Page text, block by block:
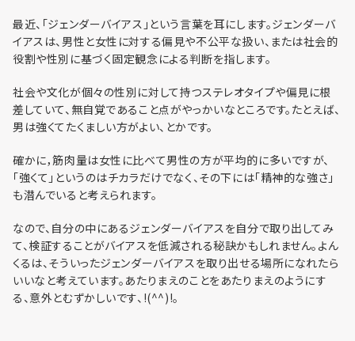
個人情報保護方針
利用までの流れ
最近、「ジェンダーバイアス」という言葉を耳にします。ジェンダーバ
イアスは、男性と女性に対する偏見や不公平な扱い、または社会的
役割や性別に基づく固定観念による判断を指します。
社会や文化が個々の性別に対して持つステレオタイプや偏見に根
差していて、無自覚であること点がやっかいなところです。たとえば、
男は強くてたくましい方がよい、とかです。
確かに，筋肉量は女性に比べて男性の方が平均的に多いですが、
「強くて」というのはチカラだけでなく、その下には「精神的な強さ」
も潜んでいると考えられます。
なので、自分の中にあるジェンダーバイアスを自分で取り出してみ
て、検証することがバイアスを低減される秘訣かもしれません。よん
くるは、そういったジェンダーバイアスを取り出せる場所になれたら
いいなと考えています。あたりまえのことをあたりまえのようにす
る、意外とむずかしいです、!(^^)!。